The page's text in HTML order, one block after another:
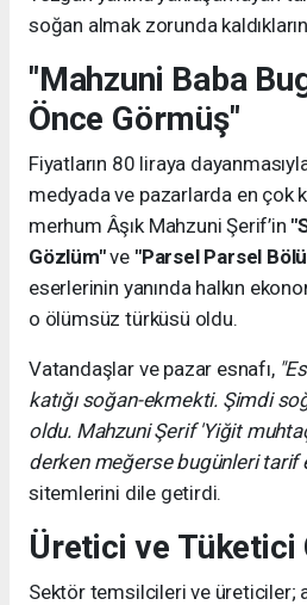
soğan almak zorunda
"Mahzuni Baba
Önce Görmüş"
Fiyatların 80 liraya
medyada ve pazarlarda en çok
merhum Âşık Mahzuni Şerif’in
Gözlüm"ve "Parsel Parsel
eserlerinin yanında halkın
o ölümsüz türküsü oldu.
Vatandaşlar ve pazar esnafı,
katığı soğan-ekmekti. Şimdi
oldu. Mahzuni Şerif 'Yiğit
derken meğerse bugünleri tarif
sitemlerini dile getirdi.
Üretici ve Tüketici
Sektör temsilcileri ve üreticiler;